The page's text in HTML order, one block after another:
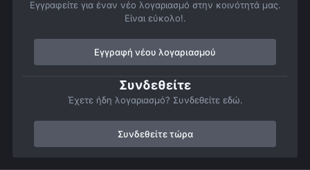
Εγγραφείτε για έναν νέο λογαριασμό στην κοινότητά μας.
Είναι εύκολο!.
Εγγραφή νέου λογαριασμού
Συνδεθείτε
Έχετε ήδη λογαριασμό? Συνδεθείτε εδώ.
Συνδεθείτε τώρα